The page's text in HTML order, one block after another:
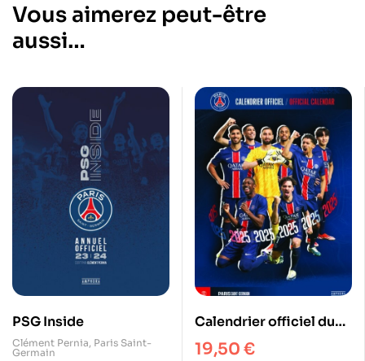
Vous aimerez peut-être
aussi…
PSG Inside
Clément Pernia, Paris Saint-
Germain
Calendrier officiel du
Paris Saint-Germain
19,50 €